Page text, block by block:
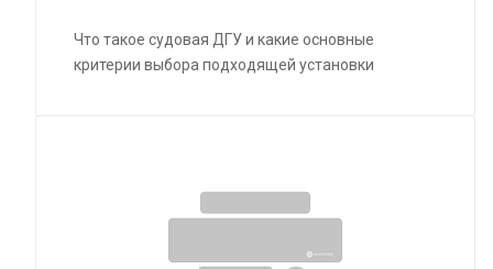
Что такое судовая ДГУ и какие основные
критерии выбора подходящей установки